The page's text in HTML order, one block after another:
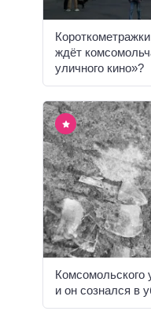
ждёт
уличного кино»?
Комсомольского
и он сознался в